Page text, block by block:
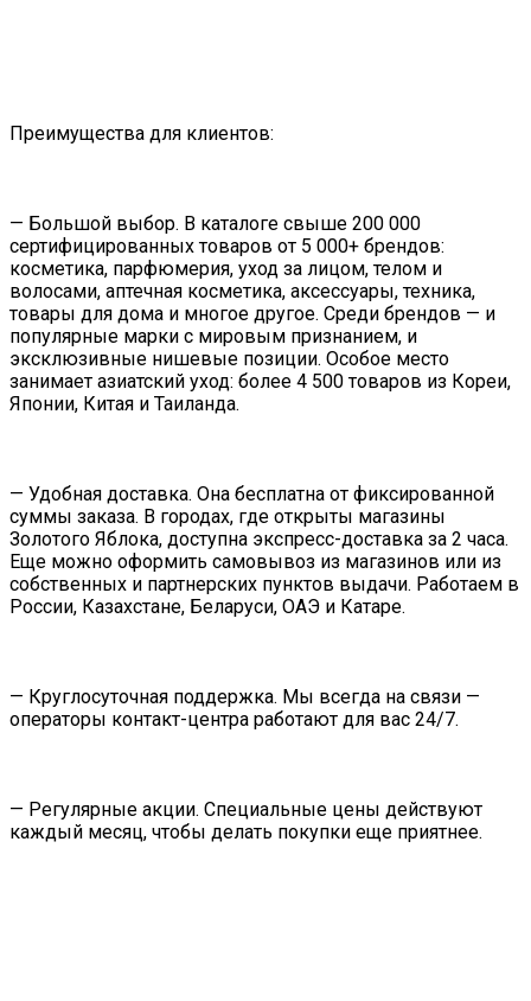
Преимущества для клиентов:
— Большой выбор. В каталоге свыше 200 000
сертифицированных товаров от 5 000+ брендов:
косметика, парфюмерия, уход за лицом, телом и
волосами, аптечная косметика, аксессуары, техника,
товары для дома и многое другое. Среди брендов — и
популярные марки с мировым признанием, и
эксклюзивные нишевые позиции. Особое место
занимает азиатский уход: более 4 500 товаров из Кореи,
Японии, Китая и Таиланда.
— Удобная доставка. Она бесплатна от фиксированной
суммы заказа. В городах, где открыты магазины
Золотого Яблока, доступна экспресс-доставка за 2 часа.
Еще можно оформить самовывоз из магазинов или из
собственных и партнерских пунктов выдачи. Работаем в
России, Казахстане, Беларуси, ОАЭ и Катаре.
— Круглосуточная поддержка. Мы всегда на связи —
операторы контакт-центра работают для вас 24/7.
— Регулярные акции. Специальные цены действуют
каждый месяц, чтобы делать покупки еще приятнее.